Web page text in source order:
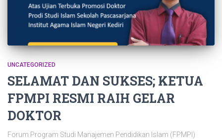
UNCATEGORIZED
SELAMAT DAN SUKSES; KETUA
FPMPI RESMI RAIH GELAR
DOKTOR
Forum Program Studi Manajemen Pendidikan Islam (FPMPI)